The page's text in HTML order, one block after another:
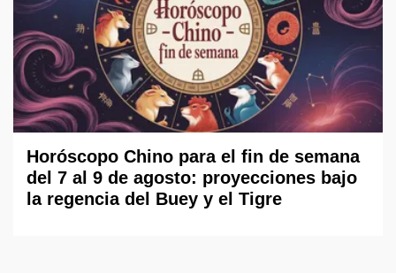
Horóscopo Chino para el fin de semana
del 7 al 9 de agosto: proyecciones bajo
la regencia del Buey y el Tigre